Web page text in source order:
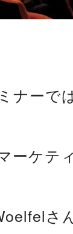
ナーで
ーケテ
さ